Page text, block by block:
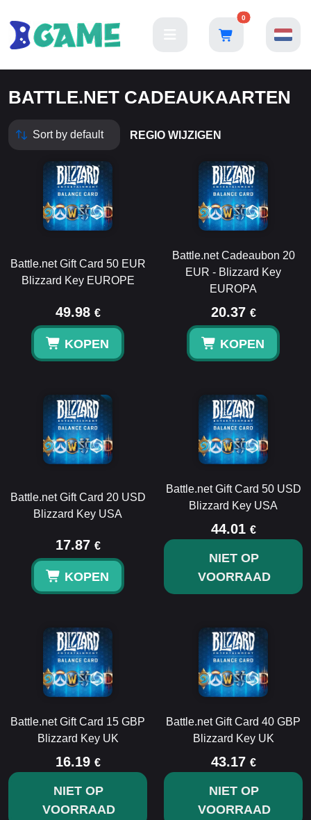
0
BATTLE.NET CADEAUKAARTEN
REGIO WIJZIGEN
Battle.net Gift Card 50 EUR
Blizzard Key EUROPE
49.98 €
KOPEN
Battle.net Cadeaubon 20
EUR - Blizzard Key
EUROPA
20.37 €
KOPEN
Battle.net Gift Card 20 USD
Blizzard Key USA
17.87 €
KOPEN
Battle.net Gift Card 50 USD
Blizzard Key USA
44.01 €
NIET OP
VOORRAAD
Battle.net Gift Card 15 GBP
Blizzard Key UK
16.19 €
NIET OP
VOORRAAD
Battle.net Gift Card 40 GBP
Blizzard Key UK
43.17 €
NIET OP
VOORRAAD